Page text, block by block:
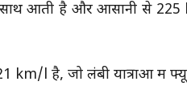
आती है और आसानी से 225
l है, जो लंबी यात्राओं में